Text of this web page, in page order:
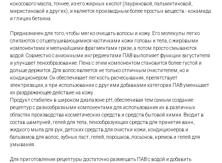
кокосового масла, точнее, из его жирных кислот (лауриновой, пальмитиновой,
миристиновой и других), и является производным более простых веществ - кокамида
и глицин бетаина.
Предназначен для того, чтобы мягко очищать волосы и кожу. Его молекулы легко
слипаются с отшелушивающимися частичками кожи головы и тела, с жировыми
компонентами и мельчайшими фрагментами грязи, а потом просто смываются
водой. Совместно с анионными ингредиентами ПАВ выполняет функции загустителя
и улучшает пенообразование. Пена с этим компонентом становится более густой и
дольше держится. Для волос является не только отличным очистителем, но и
кондиционером. Он обеспечивает легкость расчесывания, препятствует
электризации, а при использовании с другими добавками категории ПАВ уменьшает
их раздражающее действие на кожу.
Продукт стабилен в широком диапазоне pH, обеспечивая тем самым создание
рецептур с разнообразными компонентами для использования их в различных
областях производства косметических средств и средств бытовой химии. Входит в
состав шампуней, гелей для тела, пенообразующих средств для принятия ванн,
жидкого мыла для рук, детских средств для очистки кожи, кондиционеров и
бальзамов для волос, зубных паст, гелей, порошков, лосьонов, кремов и гелей для
умывания.
Для приготовления рецептуры достаточно размешать ПАВ с водой и добавить